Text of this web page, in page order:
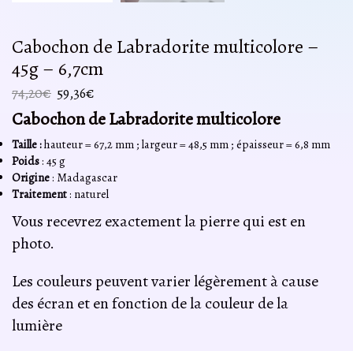
Cabochon de Labradorite multicolore –
45g – 6,7cm
74,20€ Le
prix
initial
était :
74,20€.
59,36€
prix
actuel
est :
Cabochon de Labradorite multicolore
Taille :hauteur = 67,2 mm ; largeur = 48,5 mm ; épaisseur = 6,8 mm
Poids: 45 g
Origine: Madagascar
Traitement: naturel
Vous recevrez exactement la pierre qui est en
photo.
Les couleurs peuvent varier légèrement à cause
des écran et en fonction de la couleur de la
lumière